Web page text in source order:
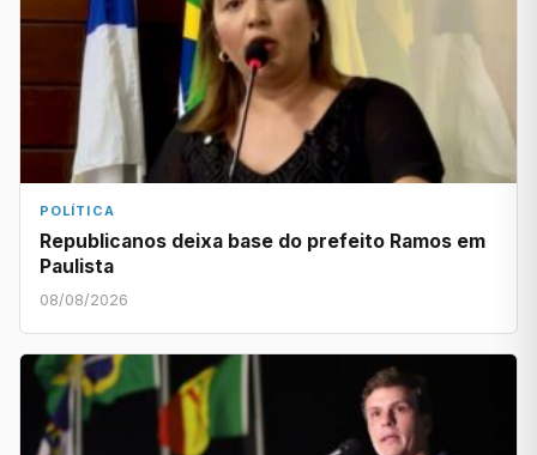
POLÍTICA
Republicanos deixa base do prefeito Ramos em
Paulista
08/08/2026